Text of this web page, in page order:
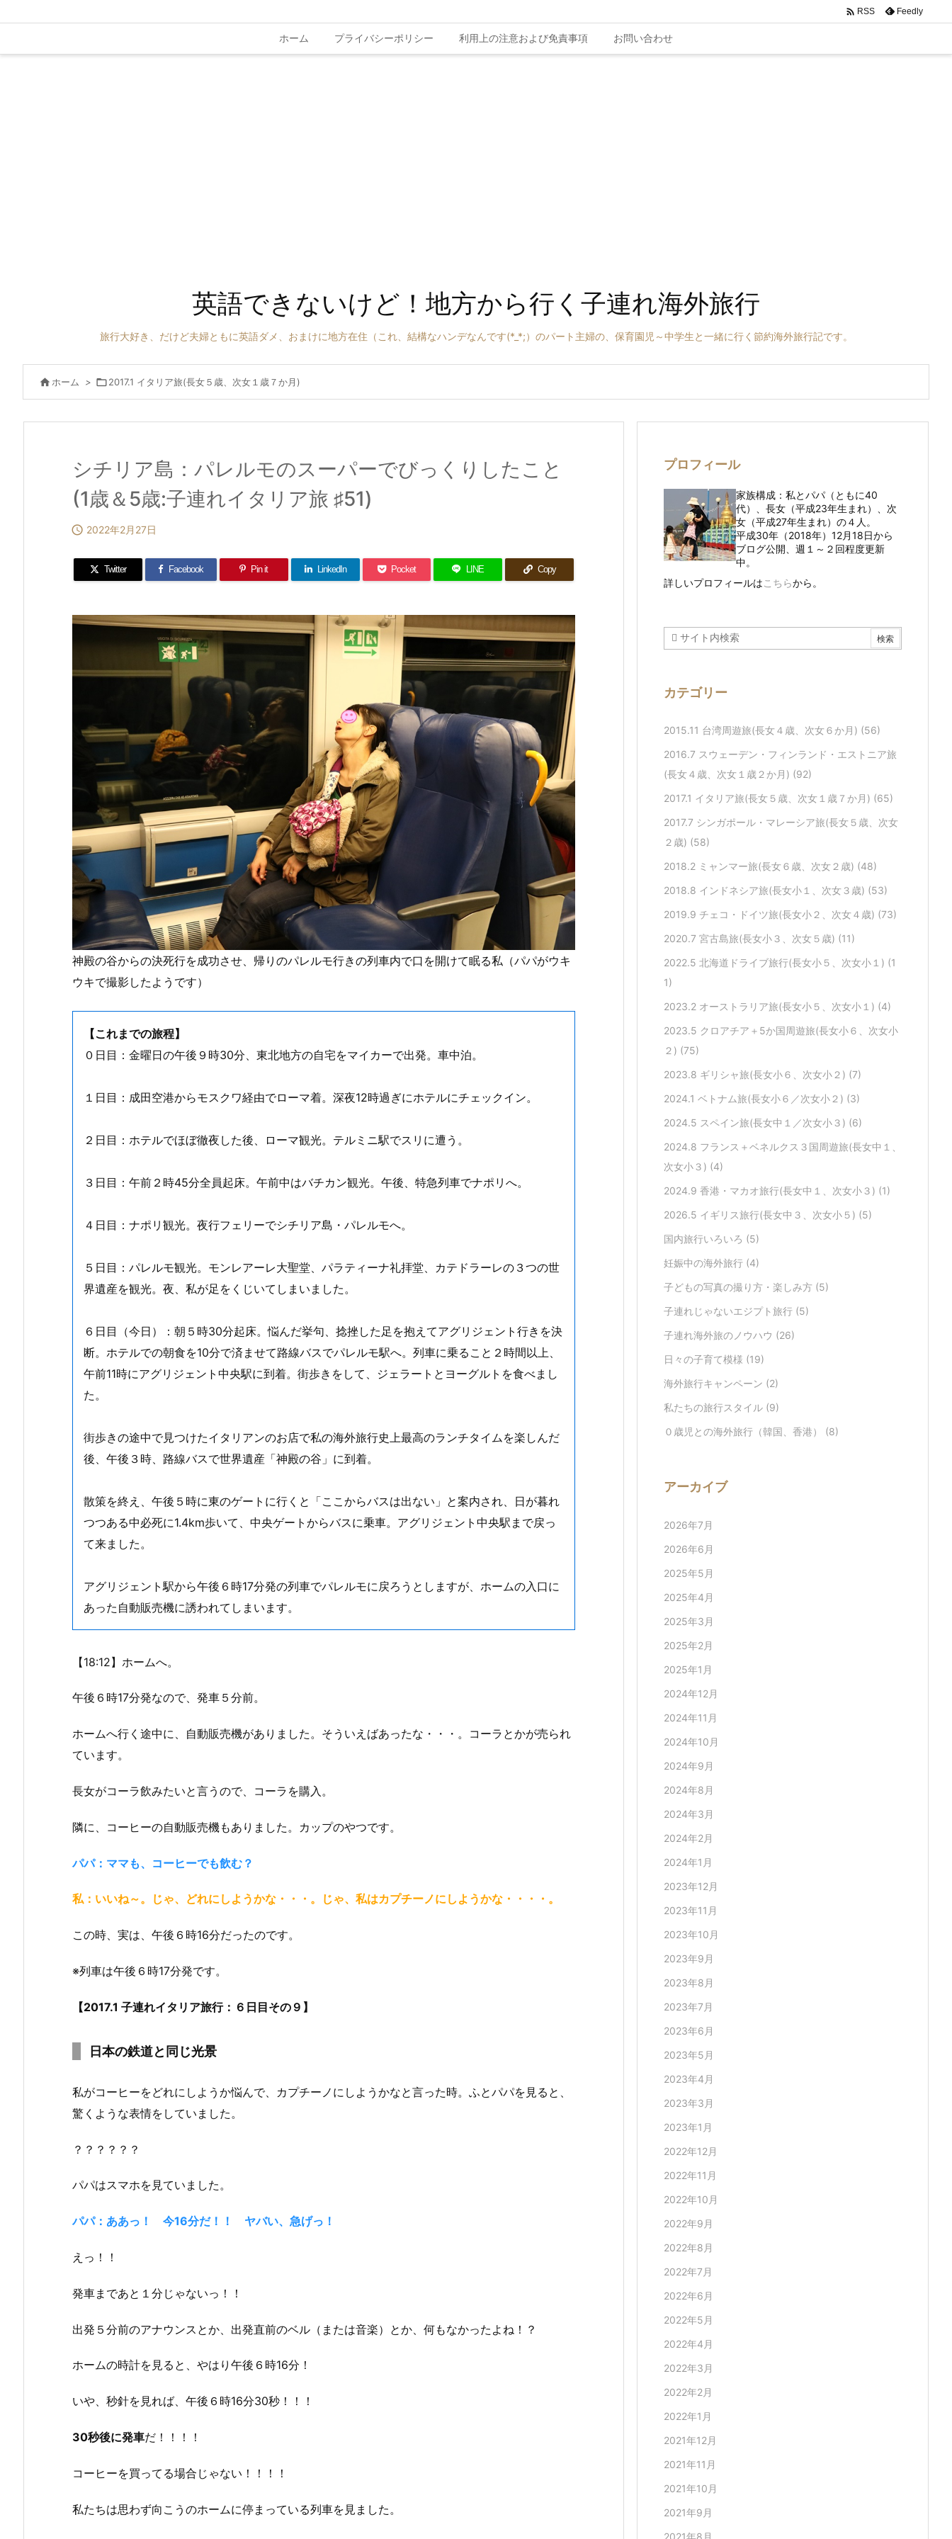
ホーム プライバシーポリシー 利用上の注意および免責事項 お問い合わせ
 RSS Feedly
英語できないけど！地方から行く子連れ海外旅行
旅行大好き、だけど夫婦ともに英語ダメ、おまけに地方在住（これ、結構なハンデなんです(*_*;）のパート主婦の、保育園児～中学生と一緒に行く節約海外旅行記です。
 ホーム > 2017.1 イタリア旅(長女５歳、次女１歳７か月)
シチリア島：パレルモのスーパーでびっくりしたこと
(1歳＆5歳:子連れイタリア旅 ♯51)
 2022年2月27日
Twitter Facebook Pin it LinkedIn Pocket LINE Copy
神殿の谷からの決死行を成功させ、帰りのパレルモ行きの列車内で口を開けて眠る私（パパがウキ
ウキで撮影したようです）
【これまでの旅程】
０日目：金曜日の午後９時30分、東北地方の自宅をマイカーで出発。車中泊。
１日目：成田空港からモスクワ経由でローマ着。深夜12時過ぎにホテルにチェックイン。
２日目：ホテルでほぼ徹夜した後、ローマ観光。テルミニ駅でスリに遭う。
３日目：午前２時45分全員起床。午前中はバチカン観光。午後、特急列車でナポリへ。
４日目：ナポリ観光。夜行フェリーでシチリア島・パレルモへ。
５日目：パレルモ観光。モンレアーレ大聖堂、パラティーナ礼拝堂、カテドラーレの３つの世
界遺産を観光。夜、私が足をくじいてしまいました。
６日目（今日）：朝５時30分起床。悩んだ挙句、捻挫した足を抱えてアグリジェント行きを決
断。ホテルでの朝食を10分で済ませて路線バスでパレルモ駅へ。列車に乗ること２時間以上、
午前11時にアグリジェント中央駅に到着。街歩きをして、ジェラートとヨーグルトを食べまし
た。
街歩きの途中で見つけたイタリアンのお店で私の海外旅行史上最高のランチタイムを楽しんだ
後、午後３時、路線バスで世界遺産「神殿の谷」に到着。
散策を終え、午後５時に東のゲートに行くと「ここからバスは出ない」と案内され、日が暮れ
つつある中必死に1.4km歩いて、中央ゲートからバスに乗車。アグリジェント中央駅まで戻っ
て来ました。
アグリジェント駅から午後６時17分発の列車でパレルモに戻ろうとしますが、ホームの入口に
あった自動販売機に誘われてしまいます。
【18:12】ホームへ。
午後６時17分発なので、発車５分前。
ホームへ行く途中に、自動販売機がありました。そういえばあったな・・・。コーラとかが売られ
ています。
長女がコーラ飲みたいと言うので、コーラを購入。
隣に、コーヒーの自動販売機もありました。カップのやつです。
パパ：ママも、コーヒーでも飲む？
私：いいね～。じゃ、どれにしようかな・・・。じゃ、私はカプチーノにしようかな・・・・。
この時、実は、午後６時16分だったのです。
※列車は午後６時17分発です。
【2017.1 子連れイタリア旅行：６日目その９】
日本の鉄道と同じ光景
私がコーヒーをどれにしようか悩んで、カプチーノにしようかなと言った時。ふとパパを見ると、
驚くような表情をしていました。
？？？？？？
パパはスマホを見ていました。
パパ：ああっ！ 今16分だ！！ ヤバい、急げっ！
えっ！！
発車まであと１分じゃないっ！！
出発５分前のアナウンスとか、出発直前のベル（または音楽）とか、何もなかったよね！？
ホームの時計を見ると、やはり午後６時16分！
いや、秒針を見れば、午後６時16分30秒！！！
30秒後に発車だ！！！！
コーヒーを買ってる場合じゃない！！！！
私たちは思わず向こうのホームに停まっている列車を見ました。
プロフィール
家族構成：私とパパ（ともに40
代）、長女（平成23年生まれ）、次
女（平成27年生まれ）の４人。
平成30年（2018年）12月18日から
ブログ公開、週１～２回程度更新
中。
詳しいプロフィールは こちらから。
カテゴリー
2015.11 台湾周遊旅(長女４歳、次女６か月) (56)
2016.7 スウェーデン・フィンランド・エストニア旅
(長女４歳、次女１歳２か月) (92)
2017.1 イタリア旅(長女５歳、次女１歳７か月) (65)
2017.7 シンガポール・マレーシア旅(長女５歳、次女
２歳) (58)
2018.2 ミャンマー旅(長女６歳、次女２歳) (48)
2018.8 インドネシア旅(長女小１、次女３歳) (53)
2019.9 チェコ・ドイツ旅(長女小２、次女４歳) (73)
2020.7 宮古島旅(長女小３、次女５歳) (11)
2022.5 北海道ドライブ旅行(長女小５、次女小１) (1
1)
2023.2 オーストラリア旅(長女小５、次女小１) (4)
2023.5 クロアチア＋5か国周遊旅(長女小６、次女小
２) (75)
2023.8 ギリシャ旅(長女小６、次女小２) (7)
2024.1 ベトナム旅(長女小６／次女小２) (3)
2024.5 スペイン旅(長女中１／次女小３) (6)
2024.8 フランス＋ベネルクス３国周遊旅(長女中１、
次女小３) (4)
2024.9 香港・マカオ旅行(長女中１、次女小３) (1)
2026.5 イギリス旅行(長女中３、次女小５) (5)
国内旅行いろいろ (5)
妊娠中の海外旅行 (4)
子どもの写真の撮り方・楽しみ方 (5)
子連れじゃないエジプト旅行 (5)
子連れ海外旅のノウハウ (26)
日々の子育て模様 (19)
海外旅行キャンペーン (2)
私たちの旅行スタイル (9)
０歳児との海外旅行（韓国、香港） (8)
アーカイブ
2026年7月
2026年6月
2025年5月
2025年4月
2025年3月
2025年2月
2025年1月
2024年12月
2024年11月
2024年10月
2024年9月
2024年8月
2024年3月
2024年2月
2024年1月
2023年12月
2023年11月
2023年10月
2023年9月
2023年8月
2023年7月
2023年6月
2023年5月
2023年4月
2023年3月
2023年1月
2022年12月
2022年11月
2022年10月
2022年9月
2022年8月
2022年7月
2022年6月
2022年5月
2022年4月
2022年3月
2022年2月
2022年1月
2021年12月
2021年11月
2021年10月
2021年9月
2021年8月